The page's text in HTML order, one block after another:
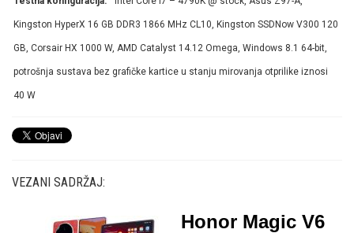
Kingston HyperX 16 GB DDR3 1866 MHz CL10, Kingston SSDNow V300 120
GB, Corsair HX 1000 W, AMD Catalyst 14.12 Omega, Windows 8.1 64-bit,
potrošnja sustava bez grafičke kartice u stanju mirovanja otprilike iznosi
40 W
VEZANI SADRŽAJ:
Honor Magic V6